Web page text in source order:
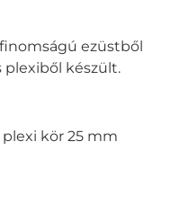
ezüstből
plexiből készült.
plexi kör 25 mm